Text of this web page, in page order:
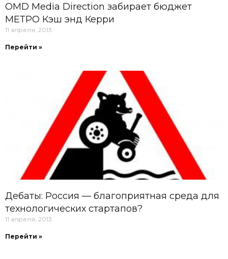
OMD Media Direction забирает бюджет
МЕТРО Кэш энд Керри
11 апреля, 2013
Перейти »
Дебаты: Россия — благоприятная среда для
технологических стартапов?
11 апреля, 2013
Перейти »